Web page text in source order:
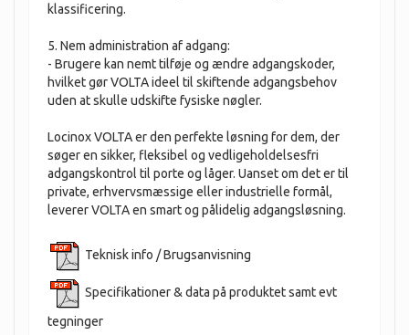
klassificering.
5. Nem administration af adgang:
- Brugere kan nemt tilføje og ændre adgangskoder,
hvilket gør VOLTA ideel til skiftende adgangsbehov
uden at skulle udskifte fysiske nøgler.
Locinox VOLTA er den perfekte løsning for dem, der
søger en sikker, fleksibel og vedligeholdelsesfri
adgangskontrol til porte og låger. Uanset om det er til
private, erhvervsmæssige eller industrielle formål,
leverer VOLTA en smart og pålidelig adgangsløsning.
Teknisk info / Brugsanvisning
Specifikationer & data på produktet samt evt
tegninger